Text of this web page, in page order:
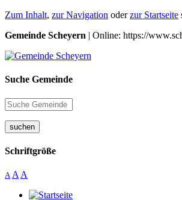
Zum Inhalt, zur Navigation oderzur Startseite
Gemeinde Scheyern | Online: https://
Suche Gemeinde
suchen
Schriftgröße
A A A